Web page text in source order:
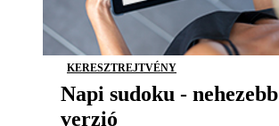
KERESZTREJTVÉNY
Napi sudoku - nehezebb
verzió